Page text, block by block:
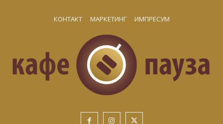
КОНТАКТ МАРКЕТИНГ ИМПРЕСУМ